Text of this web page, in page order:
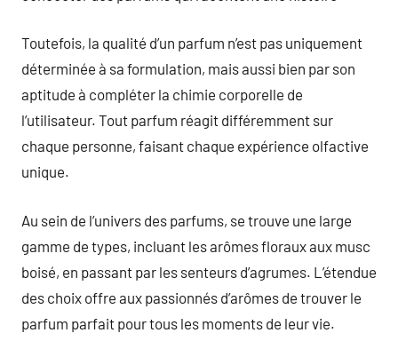
Toutefois, la qualité d’un parfum n’est pas uniquement
déterminée à sa formulation, mais aussi bien par son
aptitude à compléter la chimie corporelle de
l’utilisateur. Tout parfum réagit différemment sur
chaque personne, faisant chaque expérience olfactive
unique.
Au sein de l’univers des parfums, se trouve une large
gamme de types, incluant les arômes floraux aux musc
boisé, en passant par les senteurs d’agrumes. L’étendue
des choix offre aux passionnés d’arômes de trouver le
parfum parfait pour tous les moments de leur vie.